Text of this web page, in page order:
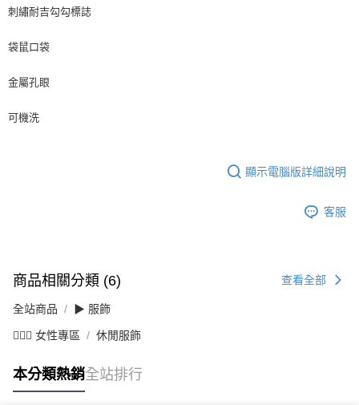
刺繡耐吉勾勾標誌
袋鼠口袋
金屬孔眼
可機洗
顯示電腦版詳細說明
客服
商品相關分類 (6) 查看全部
全站商品 ▶ 服飾
💁🏻‍♀️ 女性專區 休閒服飾
本分類熱銷全站排行